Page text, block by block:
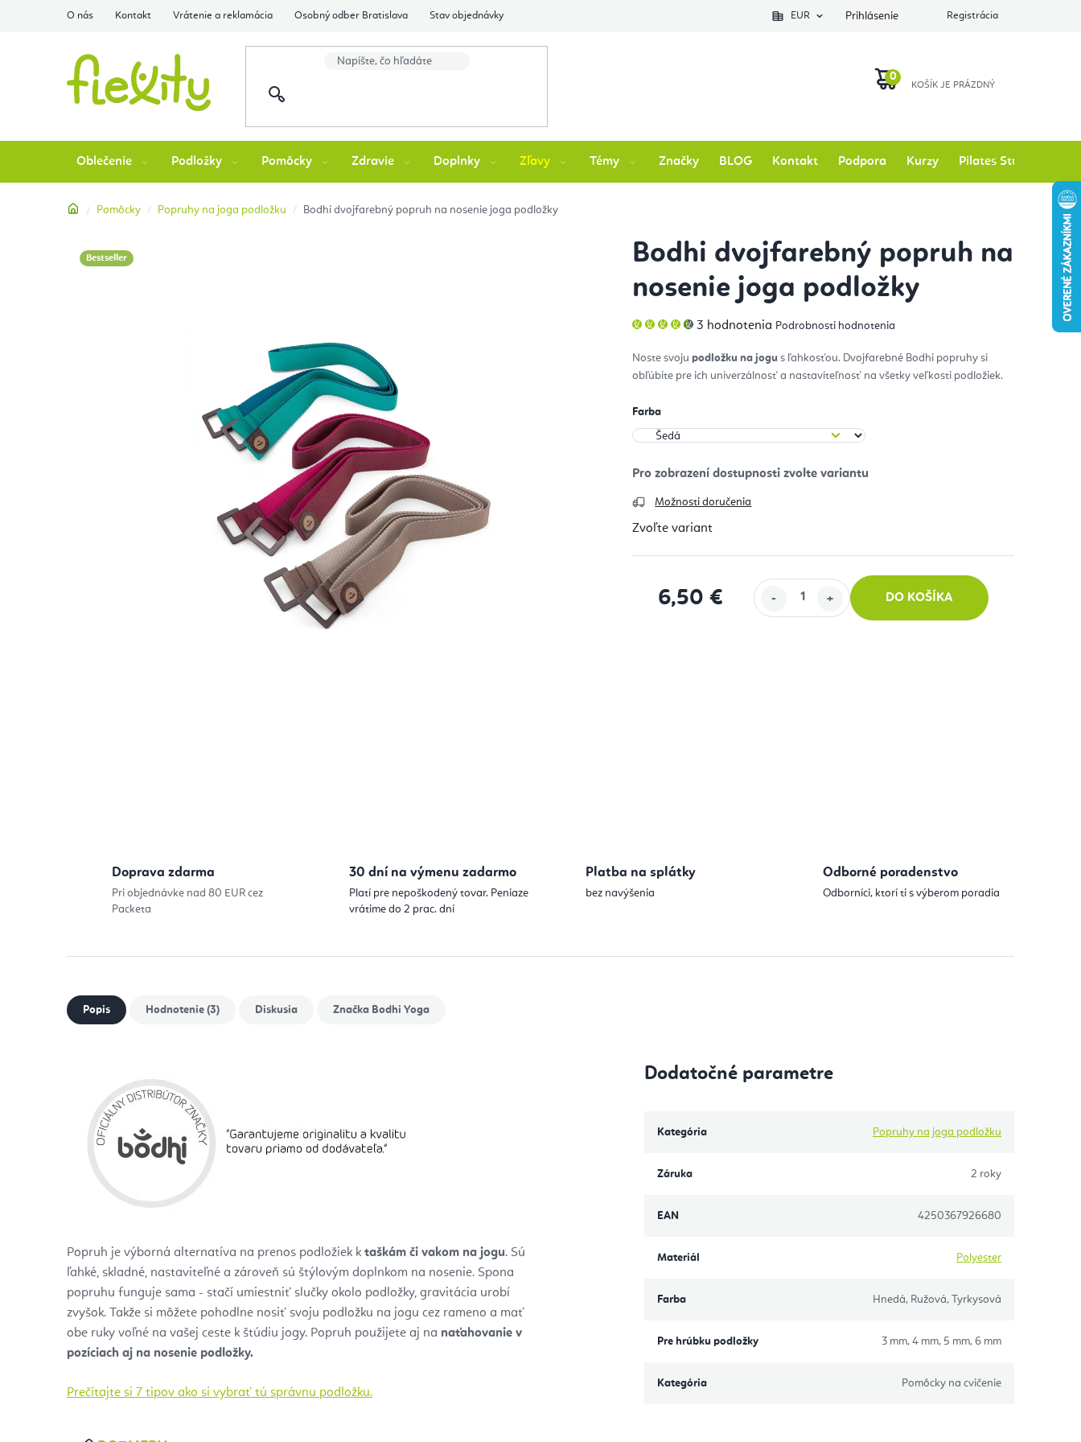
O nás Kontakt Vrátenie a reklamácia Osobný odber Bratislava Stav objednávky EUR Prihlásenie Registrácia
KOŠÍK
Oblečenie Podložky Pomôcky Zdravie Doplnky Zľavy Témy Značky BLOG Kontakt Podpora Kurzy Pilates Studio
DomovPomôcky Popruhy na joga podložku Bodhi dvojfarebný popruh na nosenie joga podložky
Bodhi dvojfarebný popruh na
nosenie joga podložky
Priemerné
hodnotenie
4,7
z
5
3 hodnotenia Podrobnosti hodnotenia
Noste svojupodložku na jogu s ľahkosťou. Dvojfarebné Bodhi popruhy si
obľúbite pre ich univerzálnosť a nastaviteľnosť na všetky veľkosti podložiek.
Farba
Možnosti doručenia
Zvoľte variant
6,50 € DO KOŠÍKA
Bestseller
Doprava zdarma
Pri objednávke nad 80 EUR cez
Packeta
30 dní na výmenu zadarmo
Platí pre nepoškodený tovar. Peniaze
vrátime do 2 prac. dní
Platba na splátky
bez navýšenia
Odborné poradenstvo
Odborníci, ktorí ti s výberom poradia
Popis Hodnotenie (3) Diskusia Značka Bodhi Yoga
Popruh je výborná alternatíva na prenos podložiek k taškám či vakom na jogu. Sú
ľahké, skladné, nastaviteľné a zároveň sú štýlovým doplnkom na nosenie. Spona
popruhu funguje sama - stačí umiestniť slučky okolo podložky, gravitácia urobí
zvyšok. Takže si môžete pohodlne nosiť svoju podložku na jogu cez rameno a mať
obe ruky voľné na vašej ceste k štúdiu jogy. Popruh použijete aj na naťahovanie v
pozíciach aj na nosenie podložky.
Prečítajte si 7 tipov ako si vybrať tú správnu podložku.
Dodatočné parametre
Kategória Popruhy na joga podložku
Záruka 2 roky
EAN 4250367926680
Materiál Polyester
Farba Hnedá, Ružová, Tyrkysová
Pre hrúbku podložky 3 mm, 4 mm, 5 mm, 6 mm
Kategória Pomôcky na cvičenie